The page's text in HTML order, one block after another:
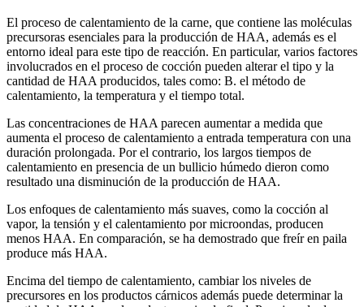
El proceso de calentamiento de la carne, que contiene las moléculas
precursoras esenciales para la producción de HAA, además es el
entorno ideal para este tipo de reacción. En particular, varios factores
involucrados en el proceso de cocción pueden alterar el tipo y la
cantidad de HAA producidos, tales como: B. el método de
calentamiento, la temperatura y el tiempo total.
Las concentraciones de HAA parecen aumentar a medida que
aumenta el proceso de calentamiento a entrada temperatura con una
duración prolongada. Por el contrario, los largos tiempos de
calentamiento en presencia de un bullicio húmedo dieron como
resultado una disminución de la producción de HAA.
Los enfoques de calentamiento más suaves, como la cocción al
vapor, la tensión y el calentamiento por microondas, producen
menos HAA. En comparación, se ha demostrado que freír en paila
produce más HAA.
Encima del tiempo de calentamiento, cambiar los niveles de
precursores en los productos cárnicos además puede determinar la